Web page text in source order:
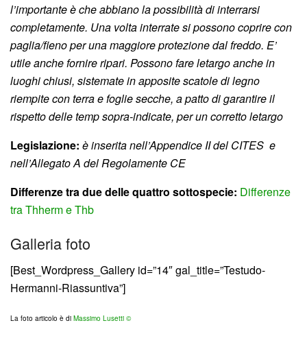
l’importante è che abbiano la possibilità di interrarsi
completamente. Una volta interrate si possono coprire con
paglia/fieno per una maggiore protezione dal freddo. E’
utile anche fornire ripari. Possono fare letargo anche in
luoghi chiusi, sistemate in apposite scatole di legno
riempite con terra e foglie secche, a patto di garantire il
rispetto delle temp sopra-indicate, per un corretto letargo
Legislazione: è inserita nell’Appendice IIdel CITES e
nell’Allegato A delRegolamente CE
Differenze tra due delle quattro sottospecie: Differenze
tra Thherm e Thb
Galleria foto
[Best_Wordpress_Gallery id=”14″ gal_title=”Testudo-
Hermanni-Riassuntiva”]
La foto articolo è di Massimo Lusetti ©